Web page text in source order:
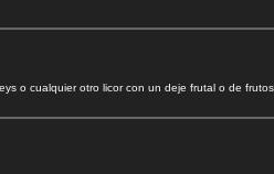
o cualquier otro licor con un deje frutal o de